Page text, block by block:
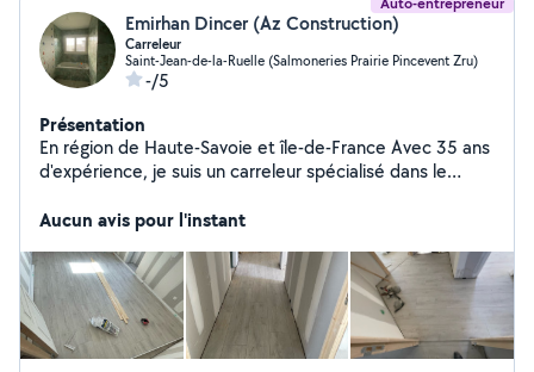
Emirhan Dincer (Az Construction)
Carreleur
Saint-Jean-de-la-Ruelle (Salmoneries Prairie Pincevent Zru)
-/5
Présentation
En région de Haute-Savoie et île-de-France Avec 35 ans
d'expérience, je suis un carreleur spécialisé dans le
pierre, marbre et bordure luz. Mon expertise et mon
qualité, esthétiques et durables. Je m'engage à offrir un
service professionnel et personnalisé à chaque client,
en utilisant des techniques innovantes et des matériaux
de qualité.
Aucun avis pour l'instant